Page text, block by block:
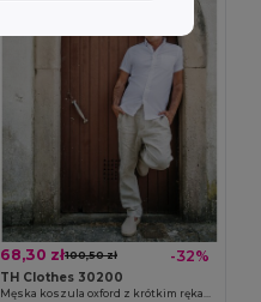
68,30 zł100,50 zł -32%
TH Clothes 30200
Męska koszula oxford z krótkim rękawem. Kolor biały